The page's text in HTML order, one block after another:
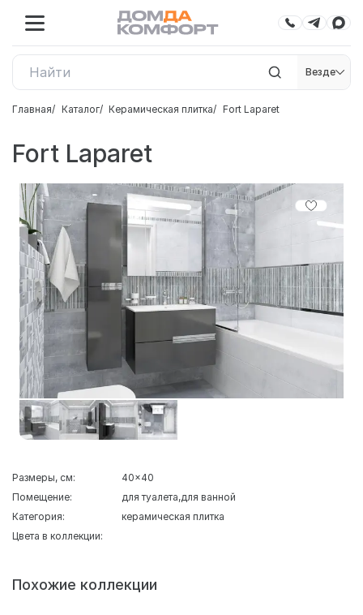
Везде
Главная Каталог Керамическая плитка Fort Laparet
Fort Laparet
Размеры, см:
40x40
Помещение:
для туалета для ванной
Категория:
керамическая плитка
Цвета в коллекции:
Похожие коллекции